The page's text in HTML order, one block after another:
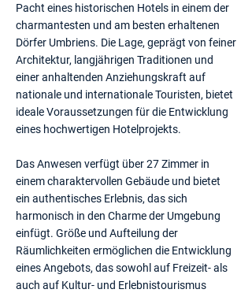
Pacht eines historischen Hotels in einem der
charmantesten und am besten erhaltenen
Dörfer Umbriens. Die Lage, geprägt von feiner
Architektur, langjährigen Traditionen und
einer anhaltenden Anziehungskraft auf
nationale und internationale Touristen, bietet
ideale Voraussetzungen für die Entwicklung
eines hochwertigen Hotelprojekts.
Das Anwesen verfügt über 27 Zimmer in
einem charaktervollen Gebäude und bietet
ein authentisches Erlebnis, das sich
harmonisch in den Charme der Umgebung
einfügt. Größe und Aufteilung der
Räumlichkeiten ermöglichen die Entwicklung
eines Angebots, das sowohl auf Freizeit- als
auch auf Kultur- und Erlebnistourismus